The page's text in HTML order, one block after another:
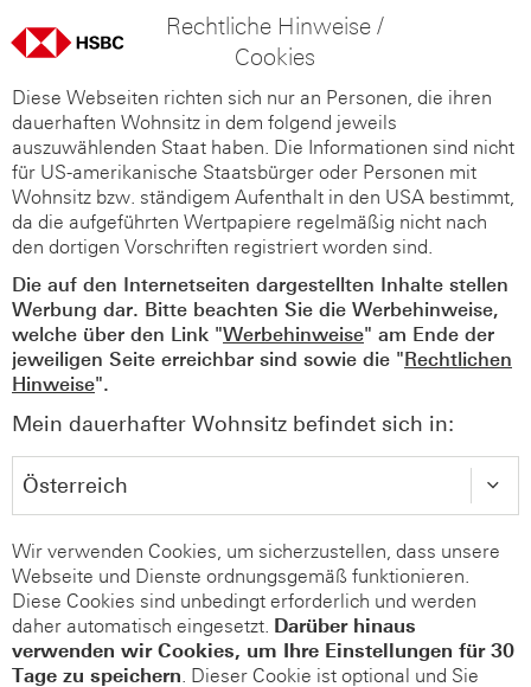
Rechtliche Hinweise /
Cookies
Diese Webseiten richten sich nur an Personen, die ihren
dauerhaften Wohnsitz in dem folgend jeweils
auszuwählenden Staat haben. Die Informationen sind nicht
für US-amerikanische Staatsbürger oder Personen mit
Wohnsitz bzw. ständigem Aufenthalt in den USA bestimmt,
da die aufgeführten Wertpapiere regelmäßig nicht nach
den dortigen Vorschriften registriert worden sind.
Die auf den Internetseiten dargestellten Inhalte stellen
Werbung dar. Bitte beachten Sie die Werbehinweise,
welche über den Link "Werbehinweise" am Ende der
jeweiligen Seite erreichbar sind sowie die "Rechtlichen
Hinweise".
Mein dauerhafter Wohnsitz befindet sich in:
Wir verwenden Cookies, um sicherzustellen, dass unsere
Webseite und Dienste ordnungsgemäß funktionieren.
Diese Cookies sind unbedingt erforderlich und werden
daher automatisch eingesetzt. Darüber hinaus
verwenden wir Cookies, um Ihre Einstellungen für 30
Tage zu speichern. Dieser Cookie ist optional und Sie